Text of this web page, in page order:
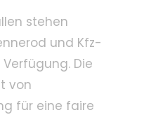
stehen
und Kfz-
Die
von
für eine faire